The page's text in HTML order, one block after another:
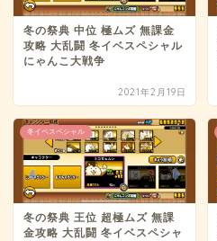
冬の祭典 中位 極ムズ 無課金
攻略 大乱闘 冬イベスペシャル
にゃんこ大戦争
2021年2月19日
冬イベスペシャル
冬の祭典 王位 超極ムズ 無課
金攻略 大乱闘 冬イベスペシャ